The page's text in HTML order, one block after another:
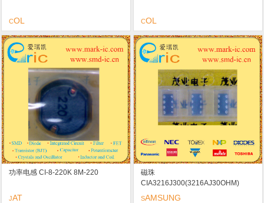
COL COL
功率电感 CI-8-220K 8M-220
JAT
磁珠
CIA3216J300(3216AJ30OHM)
1206-300
SAMSUNG